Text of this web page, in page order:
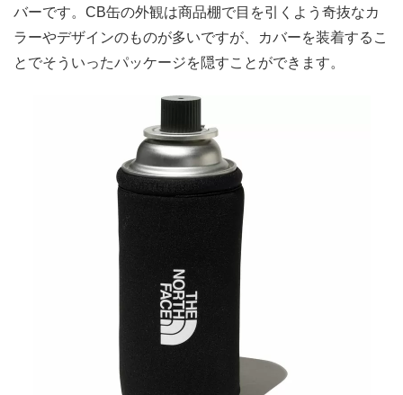
バーです。CB缶の外観は商品棚で目を引くよう奇抜なカ
ラーやデザインのものが多いですが、カバーを装着するこ
とでそういったパッケージを隠すことができます。